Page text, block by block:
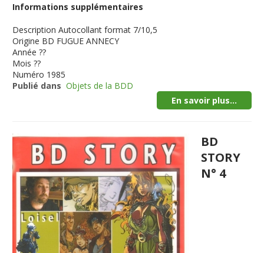
Informations supplémentaires
Description Autocollant format 7/10,5
Origine BD FUGUE ANNECY
Année ??
Mois ??
Numéro 1985
Publié dans Objets de la BDD
En savoir plus...
BD
STORY
N° 4